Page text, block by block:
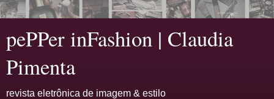
pePPer inFashion | Claudia
Pimenta
revista eletrônica de imagem & estilo